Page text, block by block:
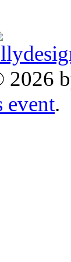
2026
event.